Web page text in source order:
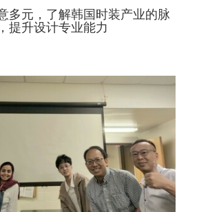
多元，了解韩国时装产业的脉
提升设计专业能力